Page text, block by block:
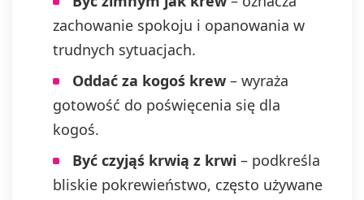
zachowanie spokoju i opanowania w
trudnych sytuacjach.
Oddać za kogoś krew – wyraża
gotowość do poświęcenia się dla
kogoś.
Być czyjąś krwią z krwi – podkreśla
bliskie pokrewieństwo, często używane